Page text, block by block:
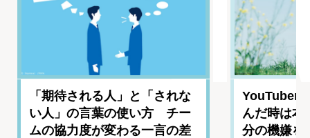
「期待される人」と「されな
い人」の言葉の使い方 チー
ムの協力度が変わる一言の差
YouTuber
んだ時は
分の機嫌を